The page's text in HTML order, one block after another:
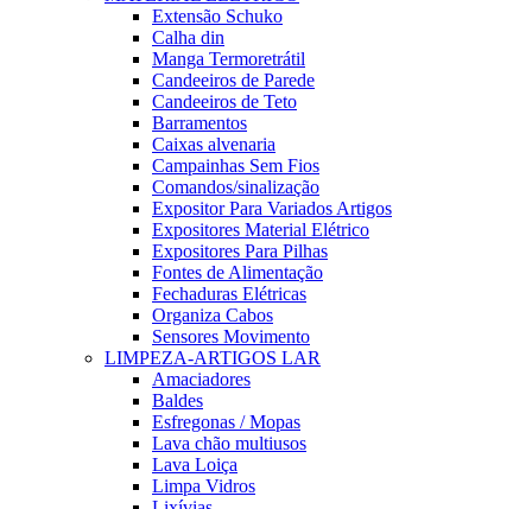
Extensão Schuko
Calha din
Manga Termoretrátil
Candeeiros de Parede
Candeeiros de Teto
Barramentos
Caixas alvenaria
Campainhas Sem Fios
Comandos/sinalização
Expositor Para Variados Artigos
Expositores Material Elétrico
Expositores Para Pilhas
Fontes de Alimentação
Fechaduras Elétricas
Organiza Cabos
Sensores Movimento
LIMPEZA-ARTIGOS LAR
Amaciadores
Baldes
Esfregonas / Mopas
Lava chão multiusos
Lava Loiça
Limpa Vidros